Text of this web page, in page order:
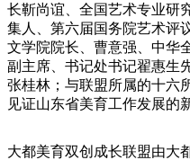
长靳尚谊、全国艺术专业研
集人、第六届国务院艺术评
文学院院长、曹意强、中华
副主席、书记处书记翟惠生
张桂林；与联盟所属的十六
见证山东省美育工作发展的
大都美育双创成长联盟由大